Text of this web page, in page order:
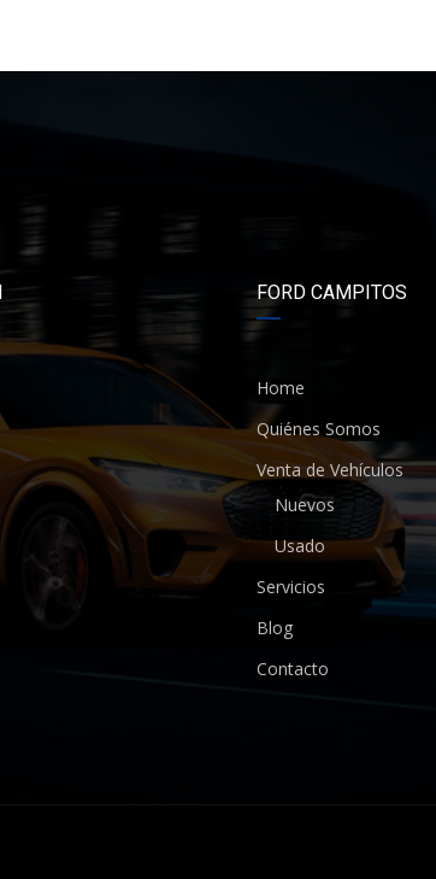
FORD CAMPITOS
Home
Quiénes Somos
Venta de Vehículos
Nuevos
Usado
Servicios
Blog
Contacto